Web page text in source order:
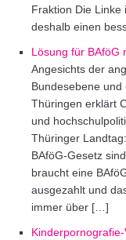
Fraktion Die
deshalb einen
Lösung für BAföG
Angesichts der
Bundesebene
Thüringen erklärt
und
Thüringer
BAföG-Gesetz
braucht eine
ausgezahlt und
immer über […]